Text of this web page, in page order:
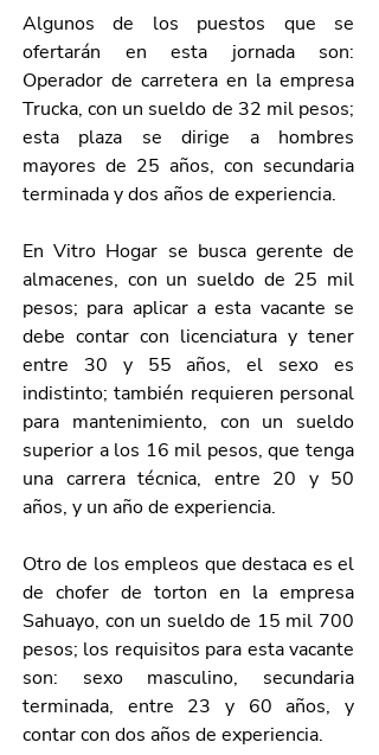
Algunos de los puestos que se
ofertarán en esta jornada son:
Operador de carretera en la empresa
Trucka, con un sueldo de 32 mil pesos;
esta plaza se dirige a hombres
mayores de 25 años, con secundaria
terminada y dos años de experiencia.
En Vitro Hogar se busca gerente de
almacenes, con un sueldo de 25 mil
pesos; para aplicar a esta vacante se
debe contar con licenciatura y tener
entre 30 y 55 años, el sexo es
indistinto; también requieren personal
para mantenimiento, con un sueldo
superior a los 16 mil pesos, que tenga
una carrera técnica, entre 20 y 50
años, y un año de experiencia.
Otro de los empleos que destaca es el
de chofer de torton en la empresa
Sahuayo, con un sueldo de 15 mil 700
pesos; los requisitos para esta vacante
son: sexo masculino, secundaria
terminada, entre 23 y 60 años, y
contar con dos años de experiencia.